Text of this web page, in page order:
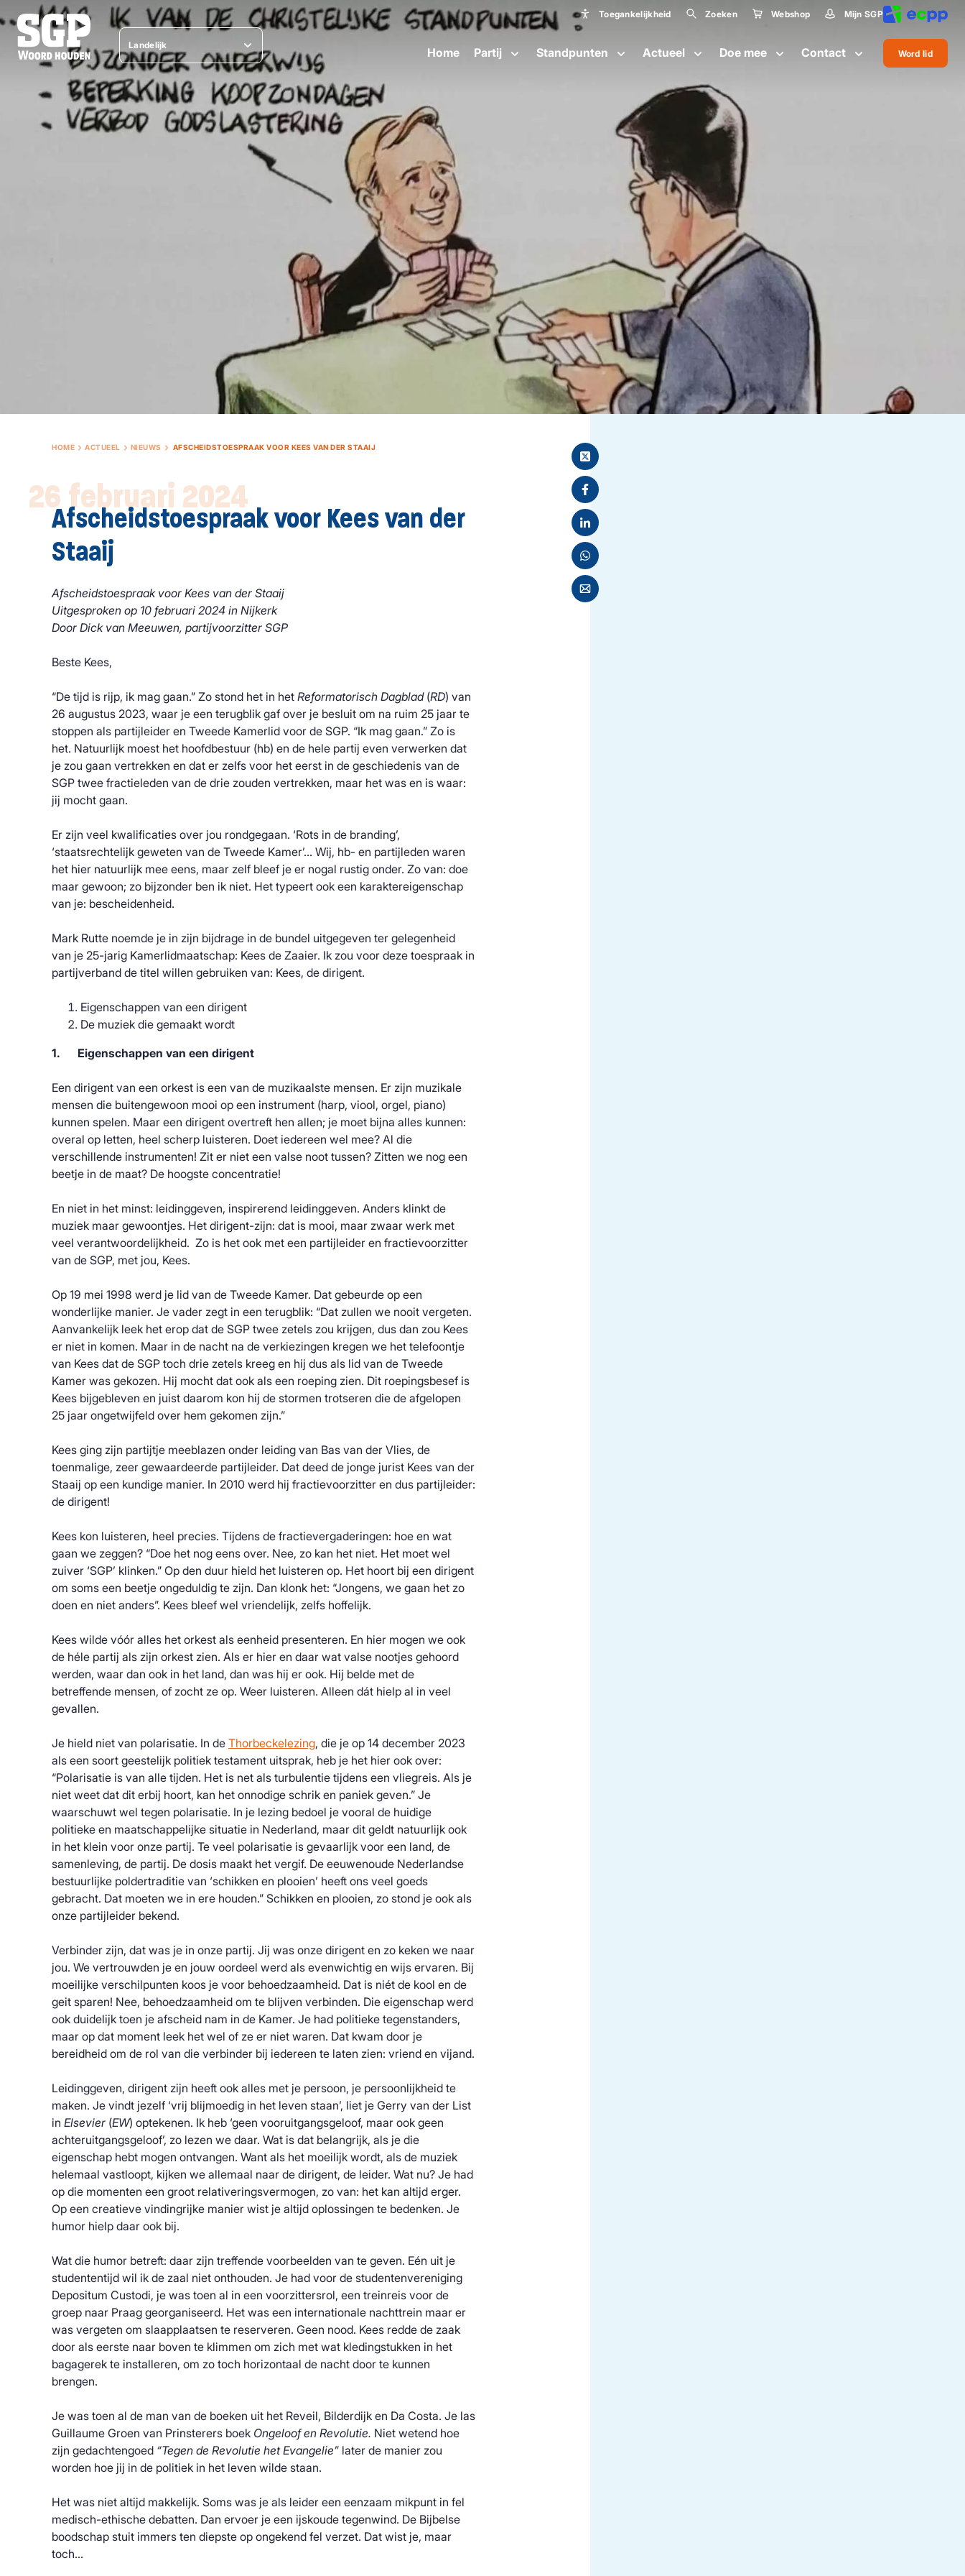
Toegankelijkheid Zoeken Webshop Mijn SGP
Landelijk
Word lid
Home Partij Standpunten Actueel Doe mee Contact
HOME ACTUEEL NIEUWS AFSCHEIDSTOESPRAAK VOOR KEES VAN DER STAAIJ
26 februari 2024
Afscheidstoespraak voor Kees van der
Staaij
Afscheidstoespraak voor Kees van der Staaij
Uitgesproken op 10 februari 2024 in Nijkerk
Door Dick van Meeuwen, partijvoorzitter SGP
Beste Kees,
“De tijd is rijp, ik mag gaan.” Zo stond het in het Reformatorisch Dagblad(RD) van
26 augustus 2023, waar je een terugblik gaf over je besluit om na ruim 25 jaar te
stoppen als partijleider en Tweede Kamerlid voor de SGP. “Ik mag gaan.” Zo is
het. Natuurlijk moest het hoofdbestuur (hb) en de hele partij even verwerken dat
je zou gaan vertrekken en dat er zelfs voor het eerst in de geschiedenis van de
SGP twee fractieleden van de drie zouden vertrekken, maar het was en is waar:
jij mocht gaan.
Er zijn veel kwalificaties over jou rondgegaan. ‘Rots in de branding’,
‘staatsrechtelijk geweten van de Tweede Kamer’… Wij, hb- en partijleden waren
het hier natuurlijk mee eens, maar zelf bleef je er nogal rustig onder. Zo van: doe
maar gewoon; zo bijzonder ben ik niet. Het typeert ook een karaktereigenschap
van je: bescheidenheid.
Mark Rutte noemde je in zijn bijdrage in de bundel uitgegeven ter gelegenheid
van je 25-jarig Kamerlidmaatschap: Kees de Zaaier. Ik zou voor deze toespraak in
partijverband de titel willen gebruiken van: Kees, de dirigent.
Eigenschappen van een dirigent
De muziek die gemaakt wordt
1. Eigenschappen van een dirigent
Een dirigent van een orkest is een van de muzikaalste mensen. Er zijn muzikale
mensen die buitengewoon mooi op een instrument (harp, viool, orgel, piano)
kunnen spelen. Maar een dirigent overtreft hen allen; je moet bijna alles kunnen:
overal op letten, heel scherp luisteren. Doet iedereen wel mee? Al die
verschillende instrumenten! Zit er niet een valse noot tussen? Zitten we nog een
beetje in de maat? De hoogste concentratie!
En niet in het minst: leidinggeven, inspirerend leidinggeven. Anders klinkt de
muziek maar gewoontjes. Het dirigent-zijn: dat is mooi, maar zwaar werk met
veel verantwoordelijkheid. Zo is het ook met een partijleider en fractievoorzitter
van de SGP, met jou, Kees.
Op 19 mei 1998 werd je lid van de Tweede Kamer. Dat gebeurde op een
wonderlijke manier. Je vader zegt in een terugblik: “Dat zullen we nooit vergeten.
Aanvankelijk leek het erop dat de SGP twee zetels zou krijgen, dus dan zou Kees
er niet in komen. Maar in de nacht na de verkiezingen kregen we het telefoontje
van Kees dat de SGP toch drie zetels kreeg en hij dus als lid van de Tweede
Kamer was gekozen. Hij mocht dat ook als een roeping zien. Dit roepingsbesef is
Kees bijgebleven en juist daarom kon hij de stormen trotseren die de afgelopen
25 jaar ongetwijfeld over hem gekomen zijn.”
Kees ging zijn partijtje meeblazen onder leiding van Bas van der Vlies, de
toenmalige, zeer gewaardeerde partijleider. Dat deed de jonge jurist Kees van der
Staaij op een kundige manier. In 2010 werd hij fractievoorzitter en dus partijleider:
de dirigent!
Kees kon luisteren, heel precies. Tijdens de fractievergaderingen: hoe en wat
gaan we zeggen? “Doe het nog eens over. Nee, zo kan het niet. Het moet wel
zuiver ‘SGP’ klinken.” Op den duur hield het luisteren op. Het hoort bij een dirigent
om soms een beetje ongeduldig te zijn. Dan klonk het: “Jongens, we gaan het zo
doen en niet anders”. Kees bleef wel vriendelijk, zelfs hoffelijk.
Kees wilde vóór alles het orkest als eenheid presenteren. En hier mogen we ook
de héle partij als zijn orkest zien. Als er hier en daar wat valse nootjes gehoord
werden, waar dan ook in het land, dan was hij er ook. Hij belde met de
betreffende mensen, of zocht ze op. Weer luisteren. Alleen dát hielp al in veel
gevallen.
Je hield niet van polarisatie. In de Thorbeckelezing, die je op 14 december 2023
als een soort geestelijk politiek testament uitsprak, heb je het hier ook over:
“Polarisatie is van alle tijden. Het is net als turbulentie tijdens een vliegreis. Als je
niet weet dat dit erbij hoort, kan het onnodige schrik en paniek geven.” Je
waarschuwt wel tegen polarisatie. In je lezing bedoel je vooral de huidige
politieke en maatschappelijke situatie in Nederland, maar dit geldt natuurlijk ook
in het klein voor onze partij. Te veel polarisatie is gevaarlijk voor een land, de
samenleving, de partij. De dosis maakt het vergif. De eeuwenoude Nederlandse
bestuurlijke poldertraditie van ‘schikken en plooien’ heeft ons veel goeds
gebracht. Dat moeten we in ere houden.” Schikken en plooien, zo stond je ook als
onze partijleider bekend.
Verbinder zijn, dat was je in onze partij. Jij was onze dirigent en zo keken we naar
jou. We vertrouwden je en jouw oordeel werd als evenwichtig en wijs ervaren. Bij
moeilijke verschilpunten koos je voor behoedzaamheid. Dat is niét de kool en de
geit sparen! Nee, behoedzaamheid om te blijven verbinden. Die eigenschap werd
ook duidelijk toen je afscheid nam in de Kamer. Je had politieke tegenstanders,
maar op dat moment leek het wel of ze er niet waren. Dat kwam door je
bereidheid om de rol van die verbinder bij iedereen te laten zien: vriend en vijand.
Leidinggeven, dirigent zijn heeft ook alles met je persoon, je persoonlijkheid te
maken. Je vindt jezelf ‘vrij blijmoedig in het leven staan’, liet je Gerry van der List
in Elsevier (EW) optekenen. Ik heb ‘geen vooruitgangsgeloof, maar ook geen
achteruitgangsgeloof’, zo lezen we daar. Wat is dat belangrijk, als je die
eigenschap hebt mogen ontvangen. Want als het moeilijk wordt, als de muziek
helemaal vastloopt, kijken we allemaal naar de dirigent, de leider. Wat nu? Je had
op die momenten een groot relativeringsvermogen, zo van: het kan altijd erger.
Op een creatieve vindingrijke manier wist je altijd oplossingen te bedenken. Je
humor hielp daar ook bij.
Wat die humor betreft: daar zijn treffende voorbeelden van te geven. Eén uit je
studententijd wil ik de zaal niet onthouden. Je had voor de studentenvereniging
Depositum Custodi, je was toen al in een voorzittersrol, een treinreis voor de
groep naar Praag georganiseerd. Het was een internationale nachttrein maar er
was vergeten om slaapplaatsen te reserveren. Geen nood. Kees redde de zaak
door als eerste naar boven te klimmen om zich met wat kledingstukken in het
bagagerek te installeren, om zo toch horizontaal de nacht door te kunnen
brengen.
Je was toen al de man van de boeken uit het Reveil, Bilderdijk en Da Costa. Je las
Guillaume Groen van Prinsterers boek Ongeloof en Revolutie. Niet wetend hoe
zijn gedachtengoed “Tegen de Revolutie het Evangelie” later de manier zou
worden hoe jij in de politiek in het leven wilde staan.
Het was niet altijd makkelijk. Soms was je als leider een eenzaam mikpunt in fel
medisch-ethische debatten. Dan ervoer je een ijskoude tegenwind. De Bijbelse
boodschap stuit immers ten diepste op ongekend fel verzet. Dat wist je, maar
toch…